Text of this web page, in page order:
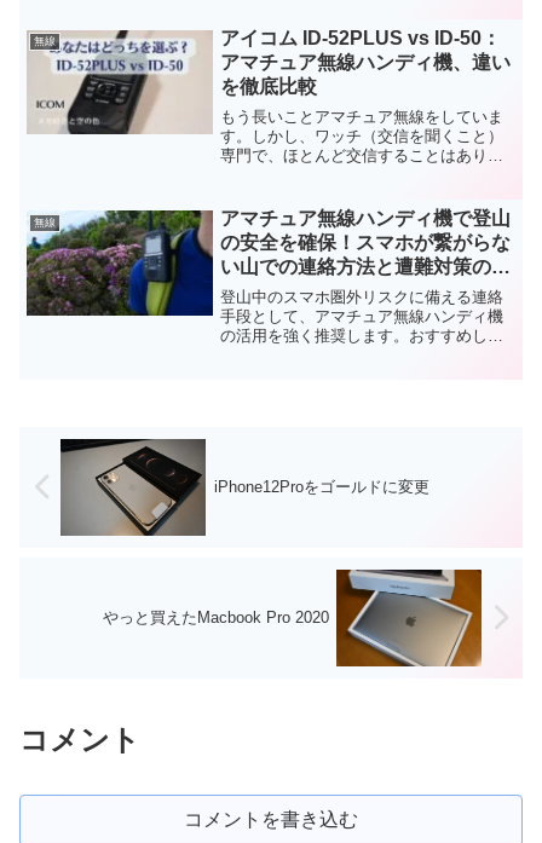
帯が圏外で遭難しかけた」という恐怖体
験から、私は本格...
無線
アイコム ID-52PLUS vs ID-50：
アマチュア無線ハンディ機、違い
を徹底比較
もう長いことアマチュア無線をしていま
す。しかし、ワッチ（交信を聞くこと）
専門で、ほとんど交信することはありま
かっているのですが、おしゃべりができ
る環境が整わないとやる気...
無線
アマチュア無線ハンディ機で登山
の安全を確保！スマホが繋がらな
い山での連絡方法と遭難対策のス
スメ
登山中のスマホ圏外リスクに備える連絡
手段として、アマチュア無線ハンディ機
の活用を強く推奨します。おすすめして
iPhone12Proをゴールドに変更
やっと買えたMacbook Pro 2020
コメント
コメントを書き込む